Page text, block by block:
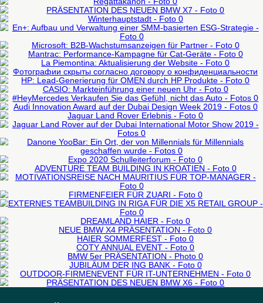
PROJEKTE FÜR DIESEN KUNDEN
REGATTAKANON
Firmen-events
Externe Veranstaltungen
WEITERE INFORMATIONEN
VORSTELLUNG DES NEUEN BMW
X7
Externe Ereignisse
Präsentation des neuen Produktes
50-200 Mann
WEITERE INFORMATIONEN
WINTERHAUPTSTADT
WEITERE INFORMATIONEN
EN+: AUFBAU UND MANAGEMENT
EINER SMM-GESTÜTZTEN ESG-
STRATEGIE
WEITERE INFORMATIONEN
MICROSOFT: B2B-
WACHSTUMSANZEIGEN FÜR PARTNER
WEITERE INFORMATIONEN
MANTRAC: PERFORMANCE-KAMPAGNE
FÜR CAT-GERÄTE
WEITERE INFORMATIONEN
LA PIEMONTINA: AKTUALISIERUNG
DER WEBSITE
WEITERE INFORMATIONEN
TOYO TIRES: AKTUALISIERUNG DER
WEBSITE
WEITERE INFORMATIONEN
HP: LEADGENERIERUNG FÜR OMEN
DURCH HP PRODUKTE
WEITERE INFORMATIONEN
CASIO: MARKTEINFÜHRUNG EINER
NEUEN UHR
WEITERE INFORMATIONEN
#HEYMERCEDES VERKAUFEN SIE
DAS GEFÜHL, NICHT DAS AUTO
WEITERE INFORMATIONEN
AUDI INNOVATION AWARD AUF DER
DUBAI DESIGN WEEK 2019
Externe Ereignisse
Organisation-Probefahrt
WEITERE INFORMATIONEN
JAGUAR LAND ROVER ERFAHRUNG
Externe Ereignisse
Organisation-Probefahrt
WEITERE INFORMATIONEN
JAGUAR LAND ROVER AUF DER DUBAI
INTERNATIONAL MOTOR SHOW 2019
Organisation-Probefahrt
WEITERE INFORMATIONEN
DANONE YOOBAR: EIN ORT, DER VON
MILLENNIALS FÜR MILLENNIALS
GESCHAFFEN WURDE
Externe Ereignisse
Präsentation des neuen Produktes
WEITERE INFORMATIONEN
EXPO 2020 SCHULLEITERFORUM
Business-events
Durchführung von Foren
WEITERE INFORMATIONEN
ABENTEUER TEAMBUILDING IN
KROATIEN
50-200 Mann
WEITERE INFORMATIONEN
MOTIVATIONSREISE NACH MAURITIUS
FÜR TOP-MANAGER
WEITERE INFORMATIONEN
CORPORATE PARTY FÜR ZUARI
Firmen-events
Jubiläum der Firma
201-500 Mann
EXTERNES TEAMBUILDING IN RIGA FÜR
DIE X5 RETAIL GROUP
TRAUMLAND HAIER
NEUE BMW X4 PRÄSENTATION
HAIER SOMMERFEST